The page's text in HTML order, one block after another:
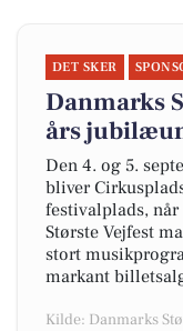
DET SKER
Danmarks
års
Den 4. og 5.
bliver
festivalplads,
Største Vejfest
stort
markant
Kilde: Danmarks